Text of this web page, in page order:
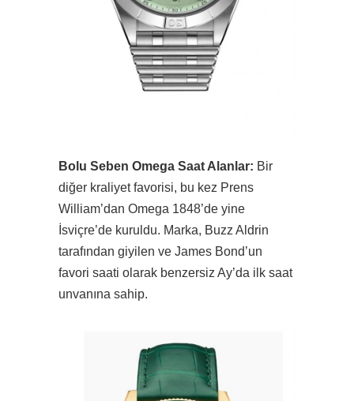
Bolu Seben Omega Saat Alanlar: Bir
diğer kraliyet favorisi, bu kez Prens
William’dan Omega 1848’de yine
İsviçre’de kuruldu. Marka, Buzz Aldrin
tarafından giyilen ve James Bond’un
favori saati olarak benzersiz Ay’da ilk saat
unvanına sahip.